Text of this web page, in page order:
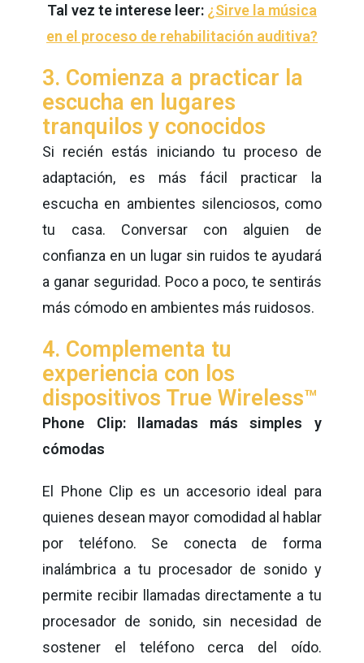
Tal vez te interese leer: ¿Sirve la música
en el proceso de rehabilitación auditiva?
3. Comienza a practicar la
escucha en lugares
tranquilos y conocidos
Si recién estás iniciando tu proceso de
adaptación, es más fácil practicar la
escucha en ambientes silenciosos, como
tu casa. Conversar con alguien de
confianza en un lugar sin ruidos te ayudará
a ganar seguridad. Poco a poco, te sentirás
más cómodo en ambientes más ruidosos.
4. Complementa tu
experiencia con los
dispositivos True Wireless™
Phone Clip: llamadas más simples y
cómodas
El Phone Clip es un accesorio ideal para
quienes desean mayor comodidad al hablar
por teléfono. Se conecta de forma
inalámbrica a tu procesador de sonido y
permite recibir llamadas directamente a tu
procesador de sonido, sin necesidad de
sostener el teléfono cerca del oído.